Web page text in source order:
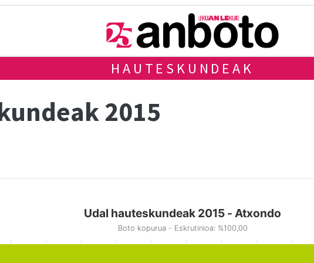
HAUTESKUNDEAK
2015
Udal hauteskundeak 2015 - Atxondo
Boto kopurua - Eskrutinioa: %100,00